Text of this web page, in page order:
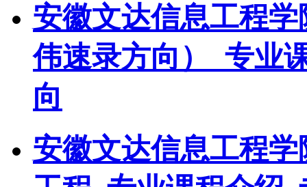
安徽文达信息工程
伟速录方向）_专业
向
安徽文达信息工程